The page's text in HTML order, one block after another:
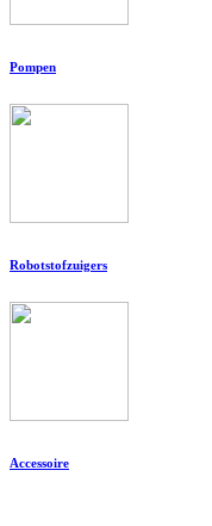
Pompen
Robotstofzuigers
Accessoire